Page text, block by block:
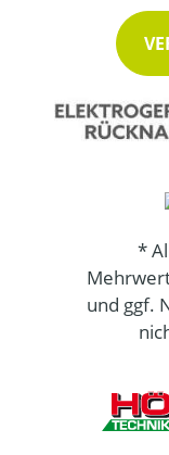
*
und ggf.